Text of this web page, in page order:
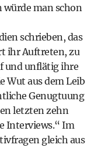
würde man schon
schrieben, das
ihr Auftreten, zu
und unflätig ihre
Wut aus dem Leib
Genugtuung
letzten zehn
Interviews.“ Im
­gleich aus